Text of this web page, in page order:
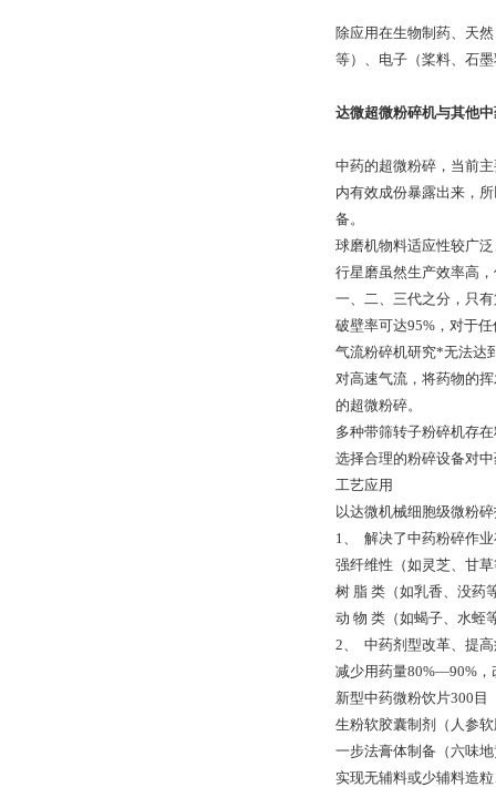
除应用在生物制药、天
等）、电子（桨料、石
达微超微粉碎机与其他
中药的超微粉碎，当前
内有效成份暴露出来，
备。
球磨机物料适应性较广
行星磨虽然生产效率高
一、二、三代之分，只
破壁率可达95%，对于
气流粉碎机研究*无法达
对高速气流，将药物的
的超微粉碎。
多种带筛转子粉碎机存
选择合理的粉碎设备对
工艺应用
以达微机械细胞级微粉
1、 解决了中药粉碎作
强纤维性（如灵芝、甘
树 脂 类（如乳香、没
动 物 类（如蝎子、水
2、 中药剂型改革、提
减少用药量80%—90%，
新型中药微粉饮
生粉软胶囊制剂（人参
一步法膏体制备（六
实现无辅料或少辅料造